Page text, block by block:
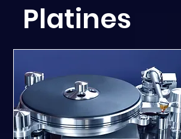
Platines